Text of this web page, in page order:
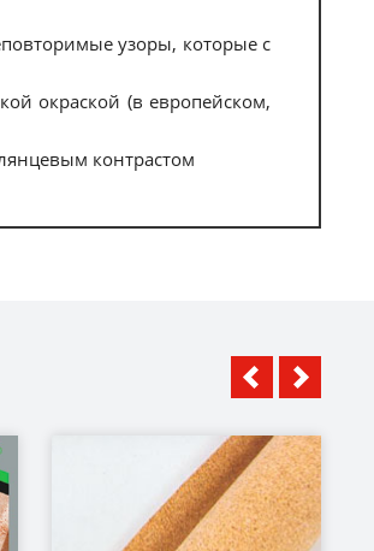
узоры, которые с
окраской (в европейском,
контрастом